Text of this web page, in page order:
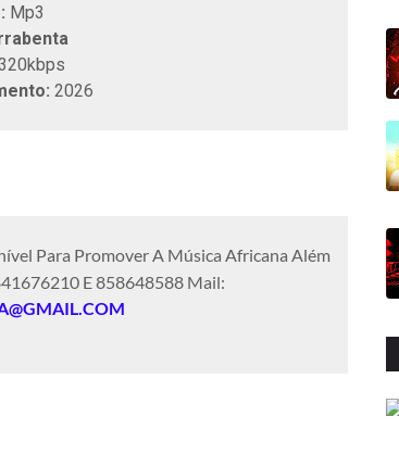
Mp3
2026
Para Promover A Música Africana Além
E 858648588 Mail: